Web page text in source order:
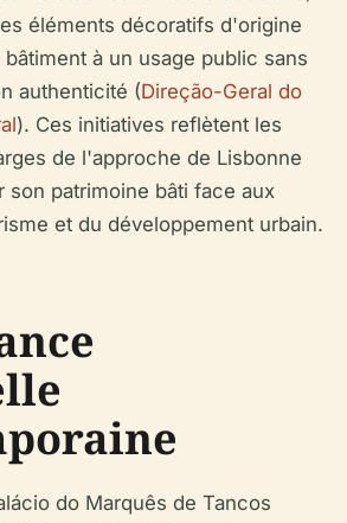
éléments décoratifs d'origine
à un usage public sans
authenticité (Direção-Geral do
). Ces initiatives reflètent les
de l'approche de Lisbonne
son patrimoine bâti face aux
et du développement urbain.
do Marquês de Tancos